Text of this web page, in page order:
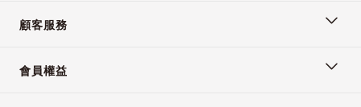
顧客服務
會員權益